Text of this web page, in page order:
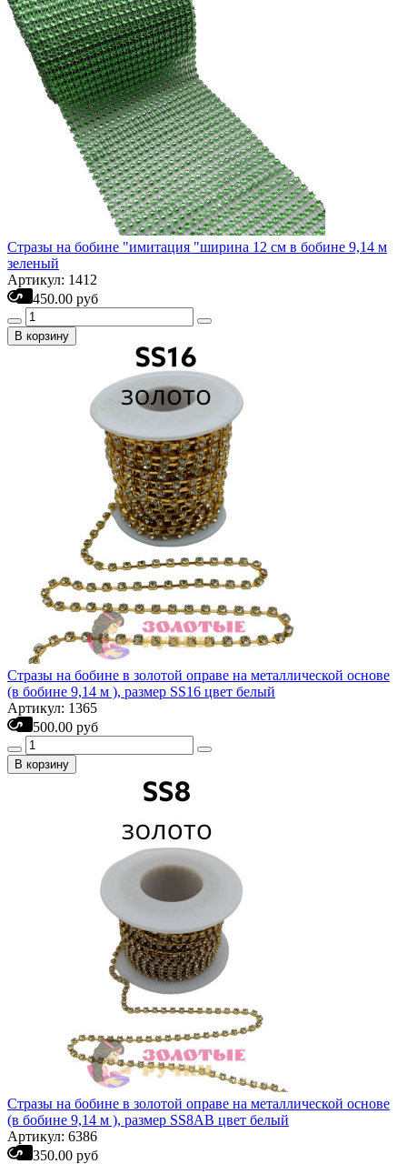
Стразы на бобине "имитация "ширина 12 см в бобине 9,14 м
зеленый
Артикул: 1412
450.00 руб
В корзину
Стразы на бобине в золотой оправе на металлической основе
(в бобине 9,14 м ), размер SS16 цвет белый
Артикул: 1365
500.00 руб
В корзину
Стразы на бобине в золотой оправе на металлической основе
(в бобине 9,14 м ), размер SS8AB цвет белый
Артикул: 6386
350.00 руб